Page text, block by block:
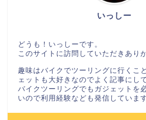
いっしー
どうも！いっしーです。
このサイトに訪問していただきあり
趣味はバイクでツーリングに行くこ
ェットも大好きなのでよく記事にし
バイクツーリングでもガジェットを
いので利用経験なども発信しています